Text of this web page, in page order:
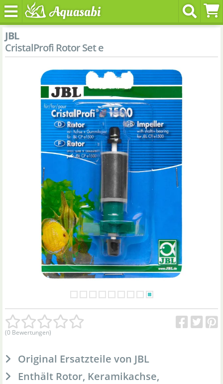
JBL
CristalProfi Rotor Set e
(0 Bewertungen)
Original Ersatzteile von JBL
Enthält Rotor, Keramikachse,